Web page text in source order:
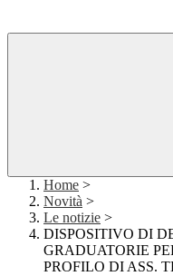
Home >
Novità >
Le notizie >
DISPOSITIVO DI
GRADUATORIE
PROFILO DI ASS.